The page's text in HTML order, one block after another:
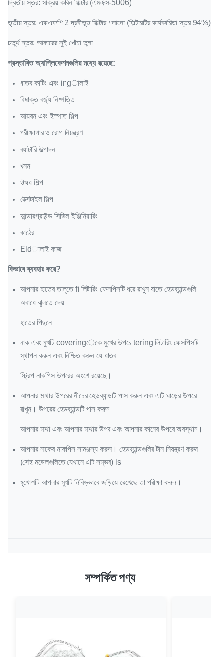
দ্বিতীয় স্তর: সক্রিয় কার্বন ফিল্টার (এমএক্স-5006)
তৃতীয় স্তর: এফএফপি 2 দ্রবীভূত ফিল্টার গলানো (ফিল্টারটির কার্যকারিতা স্তর 94%)
চতুর্থ স্তর: আকারের সুই খোঁচা তুলা
প্রস্তাবিত অ্যাপ্লিকেশনগুলির মধ্যে রয়েছে:
ধাতব কাটিং এবং ingালাই
বিষাক্ত বর্জ্য নিষ্পত্তি
আয়রন এবং ইস্পাত শিল্প
পরীক্ষাগার ও রোগ নিয়ন্ত্রণ
ব্যাটারি উত্পাদন
খনন
ঔষধ শিল্প
টেক্সটাইল শিল্প
আন্ডারগ্রাউন্ড সিভিল ইঞ্জিনিয়ারিং
কাঠের
Eldালাই কাজ
কিভাবে ব্যবহার করে?
আপনার হাতের তালুতে ﬁ লিটারিং ফেসপিসটি ধরে রাখুন যাতে হেডব্যান্ডগুলি
অবাধে ঝুলতে দেয়
হাতের পিছনে
নাক এবং মুখটি coveringেকে মুখের উপরে tering লিটারিং ফেসপিসটি
স্থাপন করুন এবং নিশ্চিত করুন যে ধাতব
স্ট্রিপ নাকপিস উপরের অংশে রয়েছে।
আপনার মাথার উপরের নীচের হেডব্যান্ডটি পাস করুন এবং এটি ঘাড়ের উপরে
রাখুন। উপরের হেডব্যান্ডটি পাস করুন
আপনার মাথা এবং আপনার মাথার উপর এবং আপনার কানের উপরে অবস্থান।
আপনার নাকের নাকপিস সামঞ্জস্য করুন। হেডব্যান্ডগুলির টান নিয়ন্ত্রণ করুন
(সেই মডেলগুলিতে যেখানে এটি সম্ভব) is
মুখোশটি আপনার মুখটি নিবিড়ভাবে জড়িয়ে রেখেছে তা পরীক্ষা করুন।
সম্পর্কিত পণ্য